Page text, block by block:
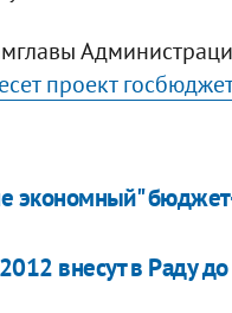
проект
экономный"
внесут в Раду